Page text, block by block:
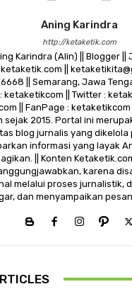
Aning Karindra
http://ketaketik.com
Karindra (Alin) || Blogger ||
||
|| Semarang, Jawa
ketaketikcom || Twitter :
|| FanPage : ketaketikcom
sejak 2015. Portal ini
blog jurnalis yang dikelola
informasi yang layak
|| Konten
karena
melalui proses jurnalistik,
dan menyampaikan pesan